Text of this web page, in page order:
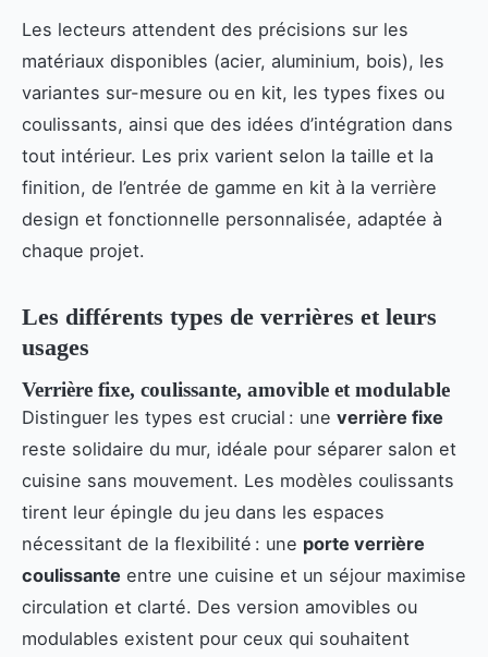
Les lecteurs attendent des précisions sur les
matériaux disponibles (acier, aluminium, bois), les
variantes sur-mesure ou en kit, les types fixes ou
coulissants, ainsi que des idées d’intégration dans
tout intérieur. Les prix varient selon la taille et la
finition, de l’entrée de gamme en kit à la verrière
design et fonctionnelle personnalisée, adaptée à
chaque projet.
Les différents types de verrières et leurs
usages
Verrière fixe, coulissante, amovible et modulable
Distinguer les types est crucial : une verrière fixe
reste solidaire du mur, idéale pour séparer salon et
cuisine sans mouvement. Les modèles coulissants
tirent leur épingle du jeu dans les espaces
nécessitant de la flexibilité : une porte verrière
coulissante entre une cuisine et un séjour maximise
circulation et clarté. Des version amovibles ou
modulables existent pour ceux qui souhaitent